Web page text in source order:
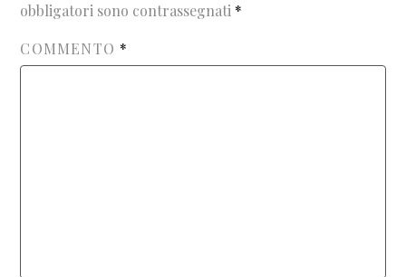
obbligatori sono contrassegnati *
COMMENTO *